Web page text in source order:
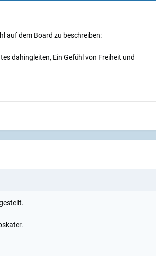
auf dem Board zu beschreiben:
dahingleiten, Ein Gefühl von Freiheit und